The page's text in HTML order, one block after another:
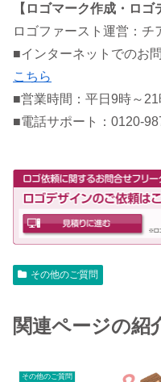
【ロゴマーク作成・ロゴ
ロゴファースト運営：チ
■インターネットでのお
こちら
■営業時間：平日9時～
■電話サポート：0120-
その他のご質問
関連ページの紹
その他のご質問